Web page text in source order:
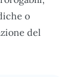
o
del